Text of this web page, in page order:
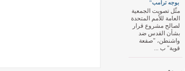
بوجه ترامب"
مثّل تصويت الجمعية
العامة للأمم المتحدة
لصالح مشروع قرار
بشأن القدس ضد
واشنطن، "صفعة
قوية" ب ...